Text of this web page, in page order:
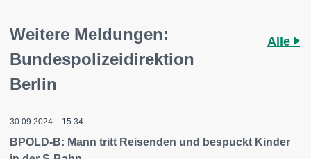
Weitere Meldungen:
Bundespolizeidirektion
Berlin
Alle
30.09.2024 – 15:34
BPOLD-B: Mann tritt Reisenden und bespuckt Kinder